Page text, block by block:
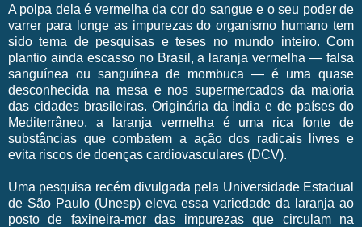
A polpa dela é vermelha da cor do sangue e o seu poder de
varrer para longe as impurezas do organismo humano tem
sido tema de pesquisas e teses no mundo inteiro. Com
plantio ainda escasso no Brasil, a laranja vermelha — falsa
sanguínea ou sanguínea de mombuca — é uma quase
desconhecida na mesa e nos supermercados da maioria
das cidades brasileiras. Originária da Índia e de países do
Mediterrâneo, a laranja vermelha é uma rica fonte de
substâncias que combatem a ação dos radicais livres e
evita riscos de doenças cardiovasculares (DCV).
Uma pesquisa recém divulgada pela Universidade Estadual
de São Paulo (Unesp) eleva essa variedade da laranja ao
posto de faxineira-mor das impurezas que circulam na